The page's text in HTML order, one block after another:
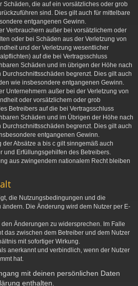
Schäden, die auf ein vorsätzliches oder grob
sind. Dies gilt auch für mittelbare
entgangenen Gewinn.
Verbrauchern außer bei vorsätzlichem oder
oder bei Schäden aus der Verletzung von
und der Verletzung wesentlicher
auf die bei Vertragsschluss
Schäden und im übrigen der Höhe nach
begrenzt. Dies gilt auch
wie insbesondere entgangenen Gewinn.
Unternehmern außer bei der Verletzung von
oder vorsätzlichem oder grob
Betreibers auf die bei Vertragsschluss
Schäden und im Übrigen der Höhe nach
begrenzt. Dies gilt auch
entgangenen Gewinn.
der Absätze a bis c gilt sinngemäß auch
und Erfüllungsgehilfen des Betreibers.
aus zwingendem nationalem Recht bleiben
die Nutzungsbedingungen und die
ändern. Die Änderung wird dem Nutzer per E-
Änderungen zu widersprechen. Im Falle
das zwischen dem Betreiber und dem Nutzer
mit sofortiger Wirkung.
anerkannt und verbindlich, wenn der Nutzer
hat.
mit deinen persönlichen Daten
enthalten.